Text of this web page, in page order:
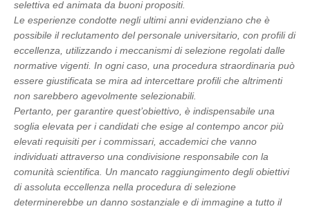
selettiva ed animata da buoni propositi.
Le esperienze condotte negli ultimi anni evidenziano che è
possibile il reclutamento del personale universitario, con profili di
eccellenza, utilizzando i meccanismi di selezione regolati dalle
normative vigenti. In ogni caso, una procedura straordinaria può
essere giustificata se mira ad intercettare profili che altrimenti
non sarebbero agevolmente selezionabili.
Pertanto, per garantire quest’obiettivo, è indispensabile una
soglia elevata per i candidati che esige al contempo ancor più
elevati requisiti per i commissari, accademici che vanno
individuati attraverso una condivisione responsabile con la
comunità scientifica. Un mancato raggiungimento degli obiettivi
di assoluta eccellenza nella procedura di selezione
determinerebbe un danno sostanziale e di immagine a tutto il